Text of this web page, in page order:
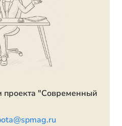
проекта "Современный